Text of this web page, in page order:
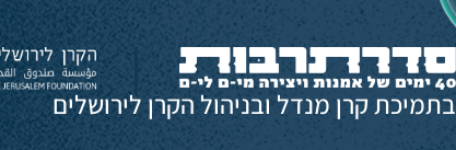
בתמיכת קרן מנדל ובניהול הקרן לירושלים